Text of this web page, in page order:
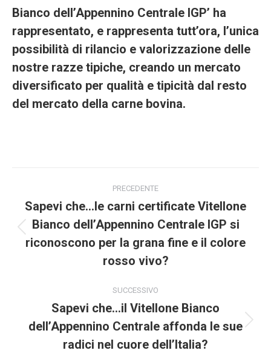
Bianco dell’Appennino Centrale IGP’ ha
rappresentato, e rappresenta tutt’ora, l’unica
possibilità di rilancio e valorizzazione delle
nostre razze tipiche, creando un mercato
diversificato per qualità e tipicità dal resto
del mercato della carne bovina.
navigation
PRECEDENTE
project:
Sapevi che…le carni certificate Vitellone
Bianco dell’Appennino Centrale IGP si
riconoscono per la grana fine e il colore
rosso vivo?
SUCCESSIVO
Next
project:
Sapevi che…il Vitellone Bianco
dell’Appennino Centrale affonda le sue
radici nel cuore dell’Italia?